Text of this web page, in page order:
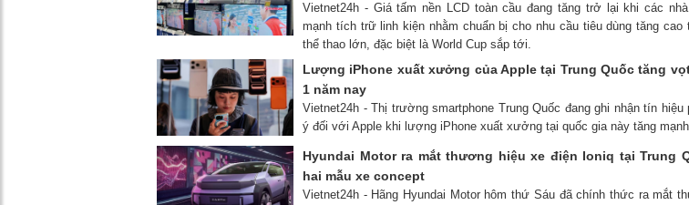
Vietnet24h - Giá tấm nền LCD toàn cầu đang tăng trở lại khi các
mạnh tích trữ linh kiện nhằm chuẩn bị cho nhu cầu tiêu dùng tăng
thể thao lớn, đặc biệt là World Cup sắp tới.
Lượng iPhone xuất xưởng của Apple tại Trung Quốc tăng
1 năm nay
Vietnet24h - Thị trường smartphone Trung Quốc đang ghi nhận tín hiệu
ý đối với Apple khi lượng iPhone xuất xưởng tại quốc gia này tăng
Hyundai Motor ra mắt thương hiệu xe điện Ioniq tại Trung
hai mẫu xe concept
Vietnet24h - Hãng Hyundai Motor hôm thứ Sáu đã chính thức ra mắt